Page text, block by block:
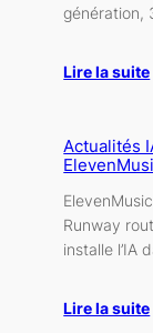
génération,
Lire la suite
Actualités
Runway
installe l’IA
Lire la suite